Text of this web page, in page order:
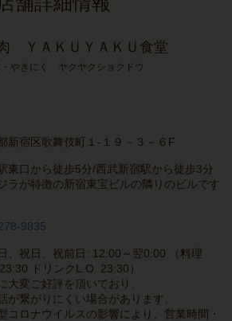
ＹＡＫＵＹＡＫＵ食堂
・やきにく ヤクヤクショクドウ
新宿区歌舞伎町１-１９－３－６F
東口から徒歩5分/西武新宿駅から徒歩3分
ラが特徴の新宿東宝ビルの隣りのビルです
9835
、祝日、祝前日: 12:00～翌0:00 （料理
ドリンクL.O. 23:30）
大変ご好評を頂いており、
が繋がりにくい場合があります。
コロナウイルスの影響により、営業時間・